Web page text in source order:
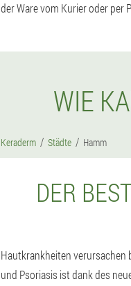
der Ware vom Kurier oder per
WIE
Keraderm Städte Hamm
DER
Hautkrankheiten verursachen
und Psoriasis ist dank des